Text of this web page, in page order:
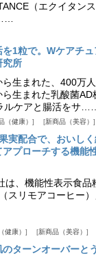
（エクイタン
1粒で。Wケアチ
究所
ら生まれた、400万
ら生まれた乳酸菌
ルケアと腸活をサ……
（健康） 新商品（美容）
実配合で、おいし
プローチする機能
は、機能性表示食
リモアコーヒー
健康） 新商品（美容）
ターンオーバーと